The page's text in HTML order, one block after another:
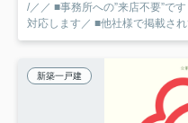
/／／ ■事務所への”来店不要”で
対応します／ ■他社様で掲載さ
新築一戸建